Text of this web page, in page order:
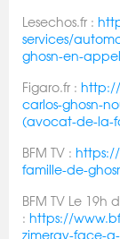
Lesechos.fr :
services/
ghosn-en-
Figaro.fr :
carlos-ghosn-
(avocat-de-la-
BFM TV :
famille-de-
BFM TV Le 19h
: https://
zimeray-face-